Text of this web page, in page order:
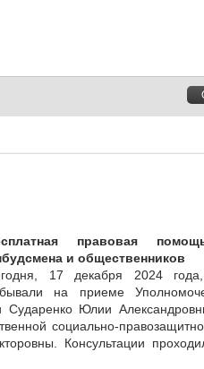
правовая
и общественников
17 декабря 2024
на приеме
Сударенко Юлии
социально-
Консультации